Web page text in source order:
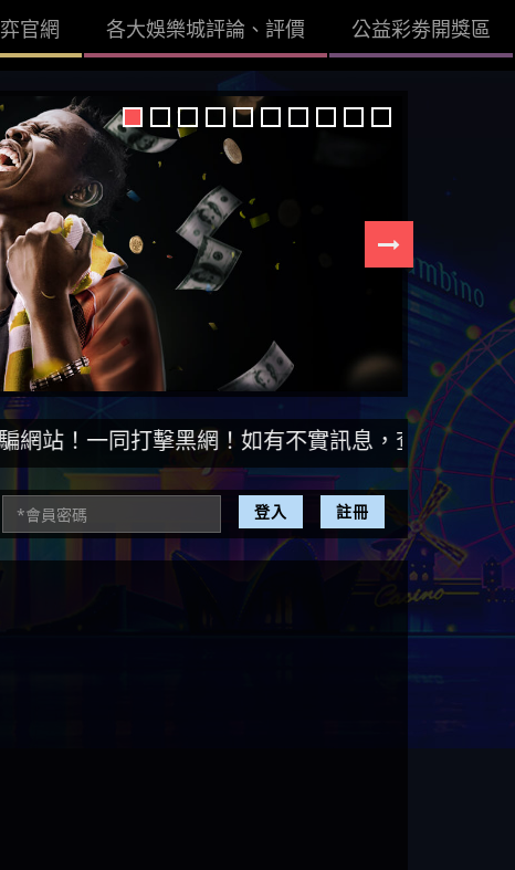
官網 各大娛樂城評論、評價 公益彩劵開獎區
黑網！如有不實訊息，查證後立即刪除。【DISS
登入 註冊